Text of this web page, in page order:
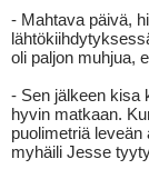
- Mahtava päivä,
oli paljon muhjua,
- Sen jälkeen kisa
hyvin matkaan.
puolimetriä
myhäili Jesse